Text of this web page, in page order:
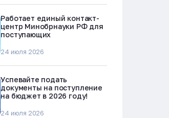
Работает единый контакт-
центр Минобрнауки РФ для
поступающих
24 июля 2026
Успевайте подать
документы на поступление
на бюджет в 2026 году!
24 июля 2026